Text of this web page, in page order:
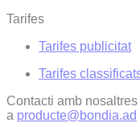
Tarifes
Tarifes publicitat
Tarifes
Contacti amb
a producte@bondia.ad